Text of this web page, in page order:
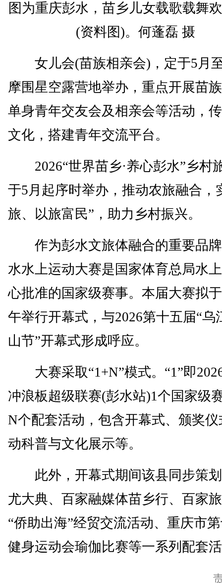
图为重庆彭水，苗乡儿女载歌载舞
(资料图)。何蓬磊 摄
女儿会(苗族相亲会)，定于5月
摩围星空露营地举办，重点开展苗
单身青年交友会及相亲会等活动，
文化，搭建青年交流平台。
2026“世界苗乡·养心彭水”乡村
于5月起序时举办，推动农旅融合，
旅、以旅富民”，助力乡村振兴。
作为彭水文旅体融合的重要品牌
水水上运动大赛是国家体育总局水
心批准的国家级赛事。本届大赛拟
午举行开幕式，与2026第十五届“乌
山节”开幕式形成呼应。
大赛采取“1+N”模式。“1”即
冲浪板超级联赛(彭水站)1个国家级
N个配套活动，包含开幕式、颁奖
动科普与文化展示等。
此外，开幕式期间该县同步策划
尤大典、百家融媒体苗乡行、百家
“侨助出海”经贸交流活动、重庆市
健身运动会瑜伽比赛等一系列配套